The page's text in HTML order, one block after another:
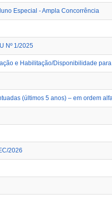
Especial - Ampla Concorrência
Nº 1/2025
e Habilitação/Disponibilidade
(últimos 5 anos) – em ordem
2026